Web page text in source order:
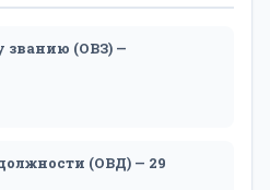
званию (ОВЗ) —
(ОВД) — 29